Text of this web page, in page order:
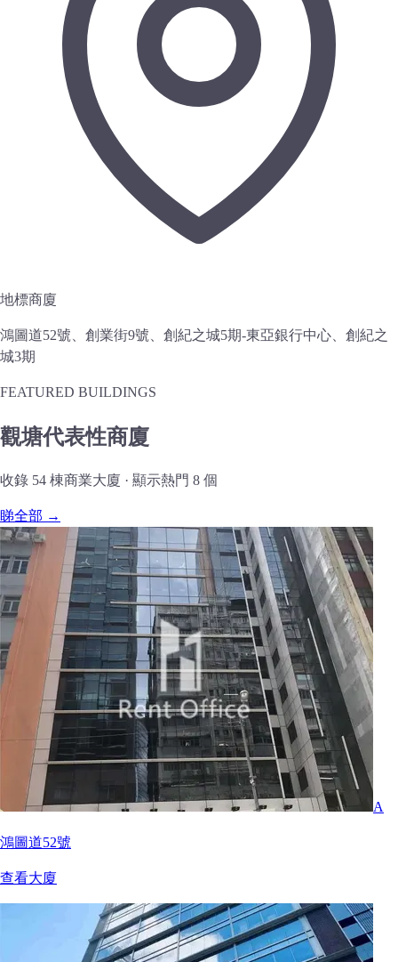
地標商廈
鴻圖道52號、創業街9號、創紀之城5期-東亞銀行中心、創紀之
城3期
FEATURED BUILDINGS
觀塘代表性商廈
收錄 54 棟商業大廈 · 顯示熱門 8 個
睇全部 →
A
鴻圖道52號
查看大廈